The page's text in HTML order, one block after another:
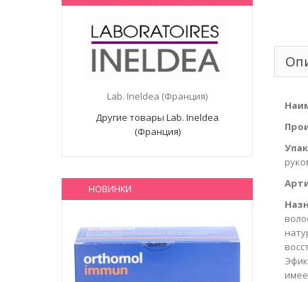
Lab. Ineldea (Франция)
Другие товары Lab. Ineldea
(Франция)
НОВИНКИ